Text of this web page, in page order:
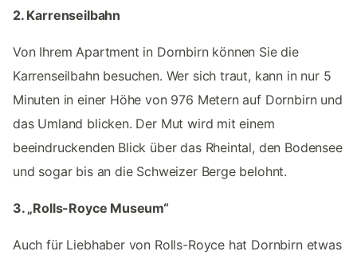
2. Karrenseilbahn
Von Ihrem Apartment in Dornbirn können Sie die
Karrenseilbahn besuchen. Wer sich traut, kann in nur 5
Minuten in einer Höhe von 976 Metern auf Dornbirn und
das Umland blicken. Der Mut wird mit einem
beeindruckenden Blick über das Rheintal, den Bodensee
und sogar bis an die Schweizer Berge belohnt.
3. „Rolls-Royce Museum“
Auch für Liebhaber von Rolls-Royce hat Dornbirn etwas